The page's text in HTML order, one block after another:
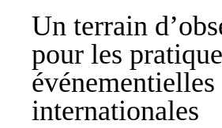
Un terrain
pour les
événementielles
internationales